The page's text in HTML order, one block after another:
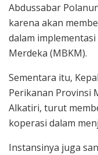
Abdussabar
karena akan
dalam
Merdeka (MBKM).
Sementara itu,
Perikanan Provinsi
Alkatiri, turut
koperasi dalam
Instansinya juga